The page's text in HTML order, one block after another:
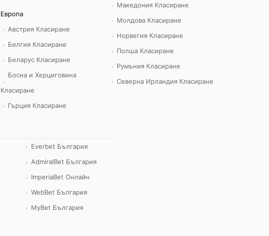
Европа
Австрия Класиране
Белгия Класиране
Беларус Класиране
Босна и Херциговина
Класиране
Гърция Класиране
Македония Класиране
Молдова Класиране
Норвегия Класиране
Полша Класиране
Румъния Класиране
Северна Ирландия Класиране
Everbet България
AdmiralBet България
ImperiaBet Онлайн
WebBet България
MyBet България